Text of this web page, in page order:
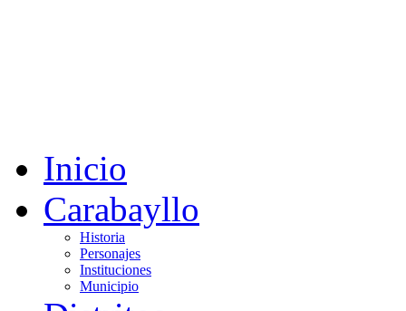
Inicio
Carabayllo
Historia
Personajes
Instituciones
Municipio